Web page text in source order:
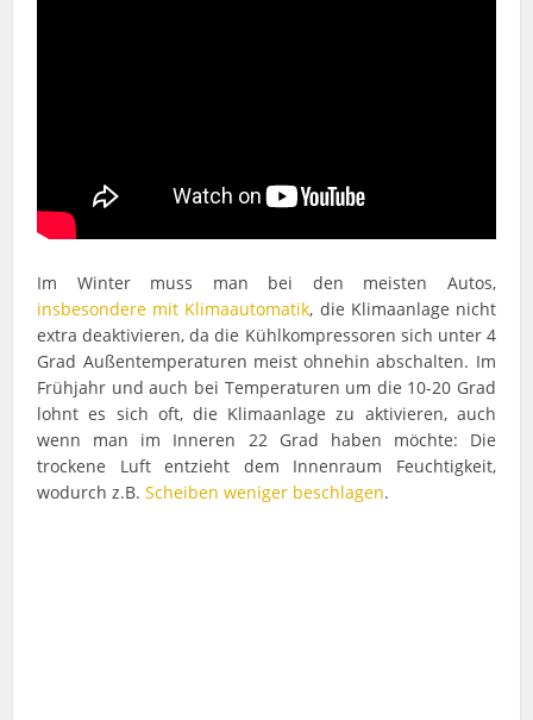
Im Winter muss man bei den meisten Autos,
insbesondere mit Klimaautomatik, die Klimaanlage nicht
extra deaktivieren, da die Kühlkompressoren sich unter 4
Grad Außentemperaturen meist ohnehin abschalten. Im
Frühjahr und auch bei Temperaturen um die 10-20 Grad
lohnt es sich oft, die Klimaanlage zu aktivieren, auch
wenn man im Inneren 22 Grad haben möchte: Die
trockene Luft entzieht dem Innenraum Feuchtigkeit,
wodurch z.B.Scheiben weniger beschlagen.